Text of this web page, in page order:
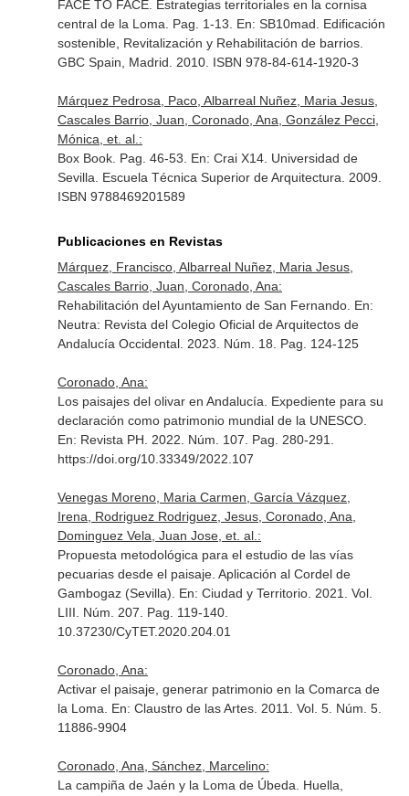
FACE TO FACE. Estrategias territoriales en la cornisa
central de la Loma. Pag. 1-13. En: SB10mad. Edificación
sostenible, Revitalización y Rehabilitación de barrios.
GBC Spain, Madrid. 2010. ISBN 978-84-614-1920-3
Márquez Pedrosa, Paco, Albarreal Nuñez, Maria Jesus,
Cascales Barrio, Juan, Coronado, Ana, González Pecci,
Mónica, et. al.:
Box Book. Pag. 46-53. En: Crai X14. Universidad de
Sevilla. Escuela Técnica Superior de Arquitectura. 2009.
ISBN 9788469201589
Publicaciones en Revistas
Márquez, Francisco, Albarreal Nuñez, Maria Jesus,
Cascales Barrio, Juan, Coronado, Ana:
Rehabilitación del Ayuntamiento de San Fernando. En:
Neutra: Revista del Colegio Oficial de Arquitectos de
Andalucía Occidental. 2023. Núm. 18. Pag. 124-125
Coronado, Ana:
Los paisajes del olivar en Andalucía. Expediente para su
declaración como patrimonio mundial de la UNESCO.
En: Revista PH . 2022. Núm. 107. Pag. 280-291.
https://doi.org/10.33349/2022.107
Venegas Moreno, Maria Carmen, García Vázquez,
Irena, Rodriguez Rodriguez, Jesus, Coronado, Ana,
Dominguez Vela, Juan Jose, et. al.:
Propuesta metodológica para el estudio de las vías
pecuarias desde el paisaje. Aplicación al Cordel de
Gambogaz (Sevilla). En: Ciudad y Territorio. 2021. Vol.
LIII. Núm. 207. Pag. 119-140.
10.37230/CyTET.2020.204.01
Coronado, Ana:
Activar el paisaje, generar patrimonio en la Comarca de
la Loma. En: Claustro de las Artes. 2011. Vol. 5. Núm. 5.
11886-9904
Coronado, Ana, Sánchez, Marcelino:
La campiña de Jaén y la Loma de Úbeda. Huella,